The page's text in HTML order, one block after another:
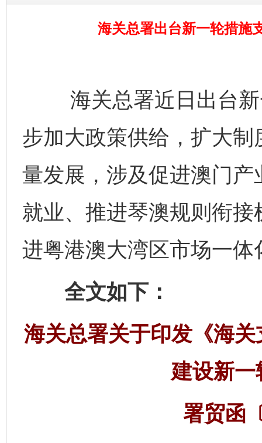
海关总署出台新一轮措施
海关总署近日出台新
步加大政策供给，扩大
量发展，涉及促进澳门
就业、推进琴澳规则衔
进粤港澳大湾区市场一
全文如下：
海关总署关于印发《海
建设新
署贸函